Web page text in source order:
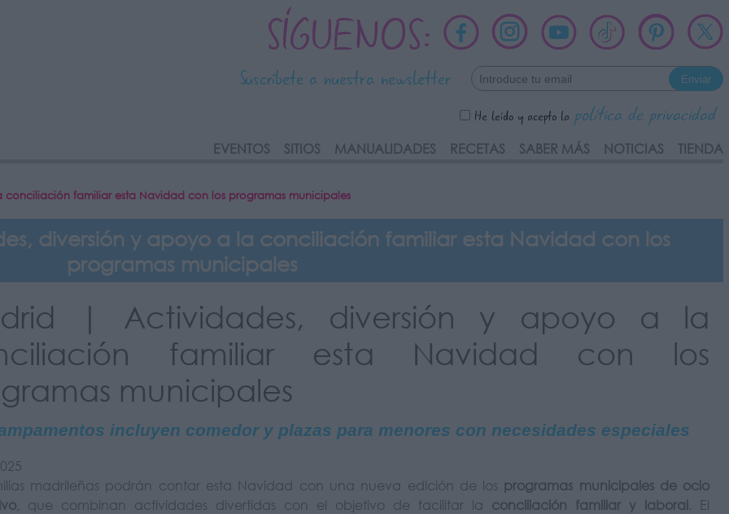
SÍGUENOS:
Suscríbete a nuestra newsletter
He leído y acepto la política de privacidad
EVENTOS SITIOS MANUALIDADES RECETAS SABER MÁS NOTICIAS TIENDA
familiar esta Navidad con los programas municipales
diversión y apoyo a la conciliación familiar esta Navidad con los
programas municipales
| Actividades, diversión y apoyo a la
familiar esta Navidad con los
municipales
incluyen comedor y plazas para menores con necesidades especiales
madrileñas podrán contar esta Navidad con una nueva edición de los programas municipales de ocio
, que combinan actividades divertidas con el objetivo de facilitar la conciliación familiar y laboral. El